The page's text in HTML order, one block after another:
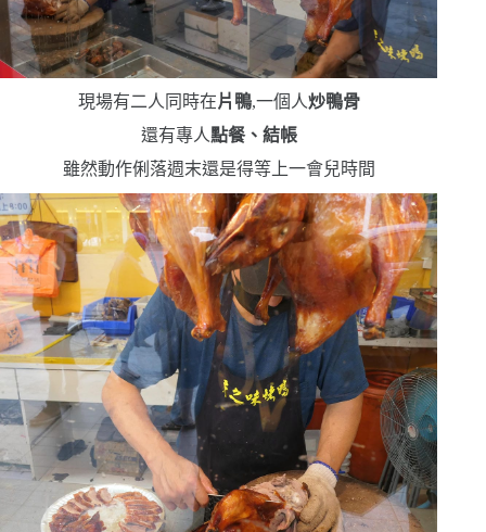
現場有二人同時在片鴨,一個人炒鴨骨
還有專人點餐、結帳
雖然動作俐落週末還是得等上一會兒時間